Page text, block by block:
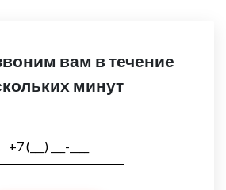
вам в течение
минут